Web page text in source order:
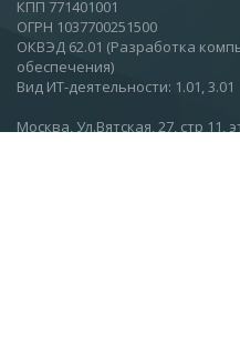
КПП 771401001
ОГРН 1037700251500
ОКВЭД 62.01 (Разработка
обеспечения)
Вид ИТ-деятельности: 1.01, 3.01
Москва, Ул.Вятская, 27, стр 11,